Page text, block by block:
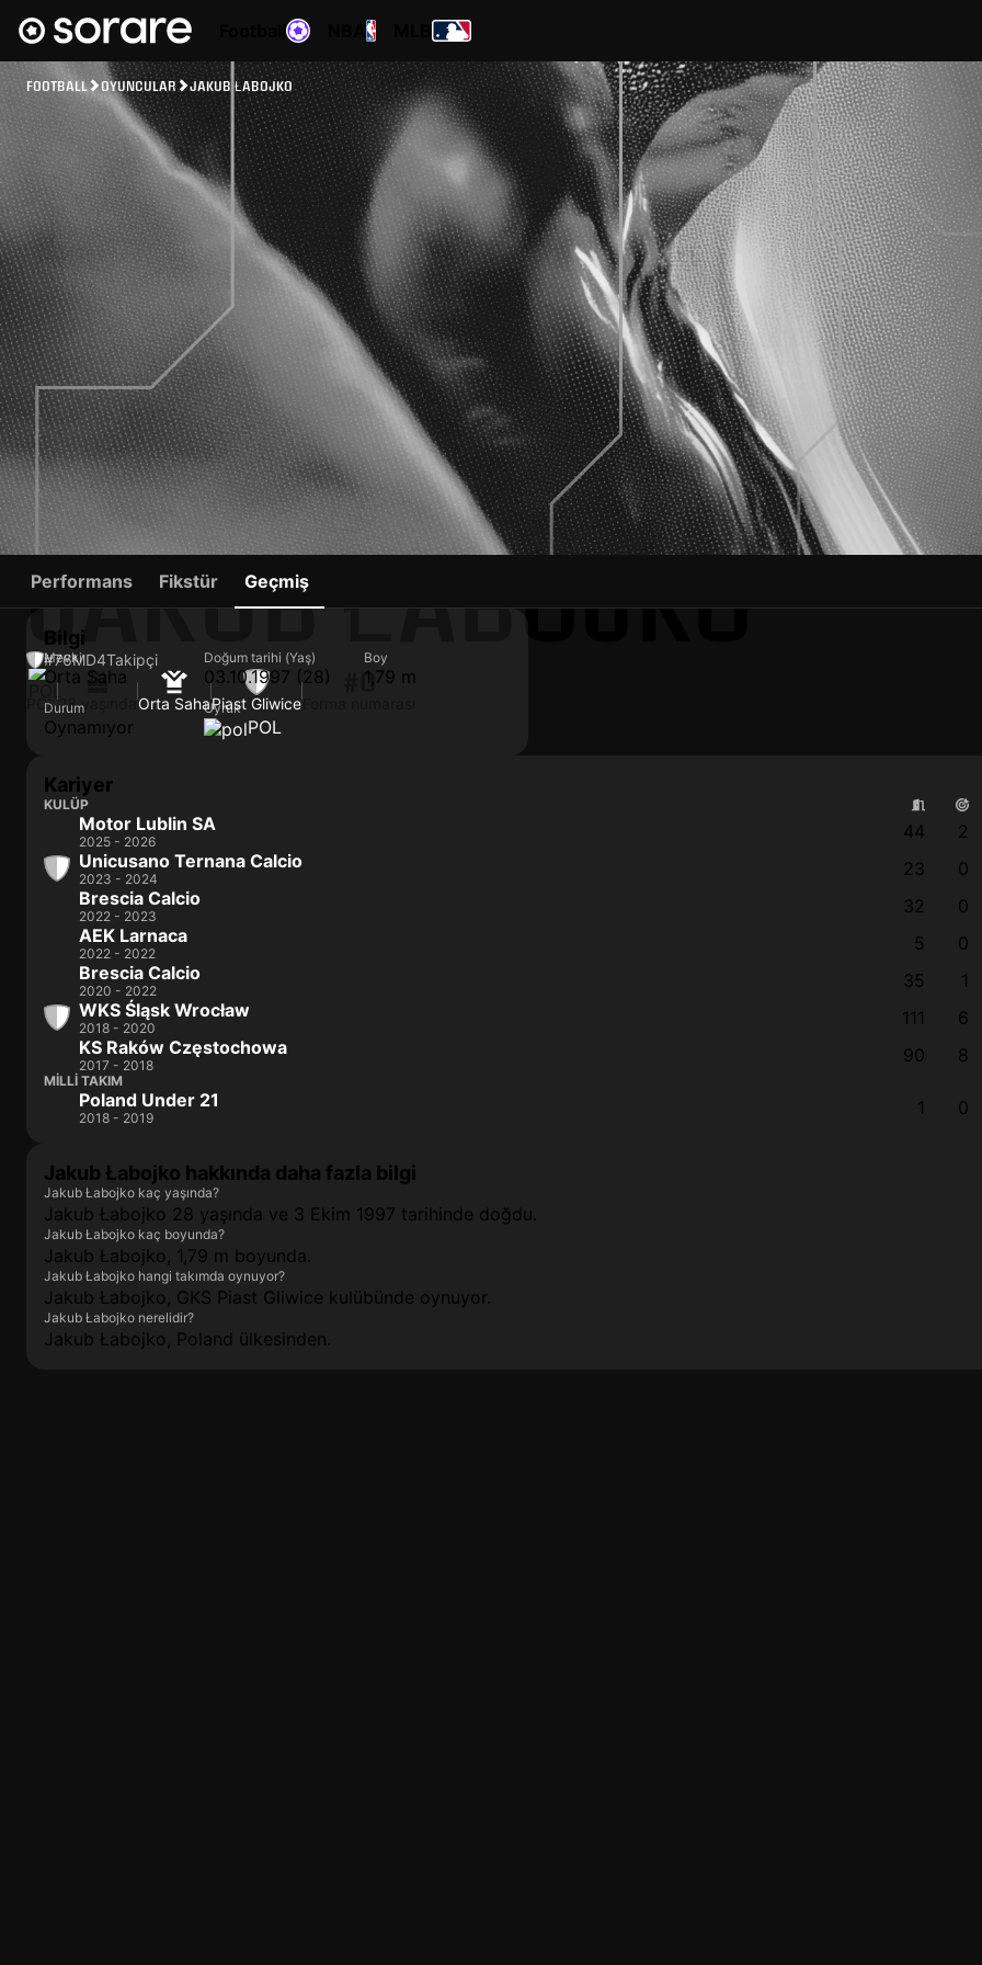
FOOTBALL OYUNCULAR JAKUB ŁABOJKO
JAKUB ŁABOJKO
#76MD4Takipçi
POL28 yaşında Orta SahaPiast Gliwice
#0
Performans Fikstür Geçmiş
Bilgi
Mevki
Orta Saha
Doğum tarihi (Yaş)
03.10.1997 (28)
Boy
1,79 m
Durum
Oynamıyor
Uyruk
POL
Kariyer
KULÜP
Motor Lublin SA
2025 - 2026 44 2
Unicusano Ternana Calcio
2023 - 2024 23 0
Brescia Calcio
2022 - 2023 32 0
AEK Larnaca
2022 - 2022 5 0
Brescia Calcio
2020 - 2022 35 1
WKS Śląsk Wrocław
2018 - 2020 111 6
KS Raków Częstochowa
2017 - 2018 90 8
MILLI TAKIM
Poland Under 21
2018 - 2019 1 0
Jakub Łabojko hakkında daha fazla bilgi
Jakub Łabojko kaç yaşında?
Jakub Łabojko 28 yaşında ve 3 Ekim 1997 tarihinde doğdu.
Jakub Łabojko kaç boyunda?
Jakub Łabojko, 1,79 m boyunda.
Jakub Łabojko hangi takımda oynuyor?
Jakub Łabojko, GKS Piast Gliwice kulübünde oynuyor.
Jakub Łabojko nerelidir?
Jakub Łabojko, Poland ülkesinden.